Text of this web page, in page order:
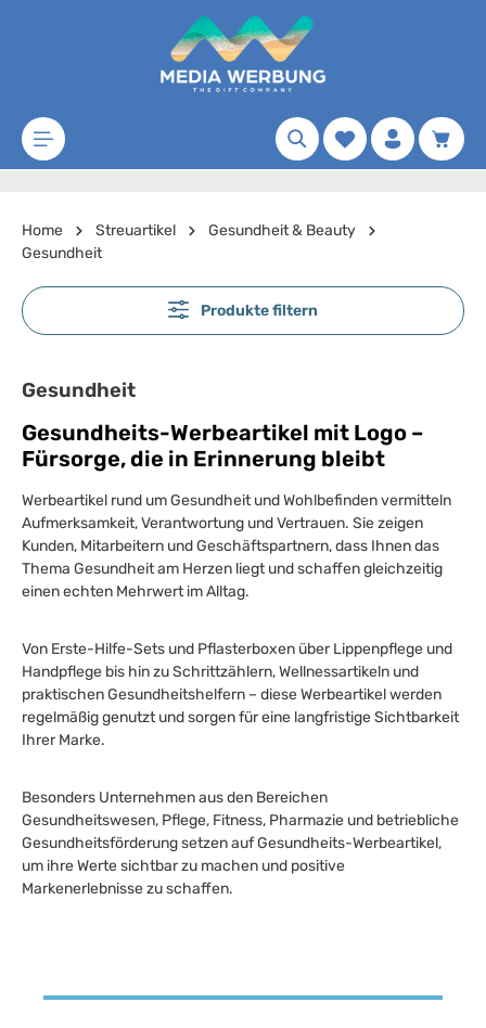
Zum Hauptinhalt springen
Merkzettel
Home Streuartikel
Gesundheit & Beauty
Gesundheit
Produkte filtern
Gesundheit
Gesundheits-Werbeartikel mit Logo –
Fürsorge, die in Erinnerung bleibt
Werbeartikel rund um Gesundheit und Wohlbefinden vermitteln
Aufmerksamkeit, Verantwortung und Vertrauen. Sie zeigen
Kunden, Mitarbeitern und Geschäftspartnern, dass Ihnen das
Thema Gesundheit am Herzen liegt und schaffen gleichzeitig
einen echten Mehrwert im Alltag.
Von Erste-Hilfe-Sets und Pflasterboxen über Lippenpflege und
Handpflege bis hin zu Schrittzählern, Wellnessartikeln und
praktischen Gesundheitshelfern – diese Werbeartikel werden
regelmäßig genutzt und sorgen für eine langfristige Sichtbarkeit
Ihrer Marke.
Besonders Unternehmen aus den Bereichen
Gesundheitswesen, Pflege, Fitness, Pharmazie und betriebliche
Gesundheitsförderung setzen auf Gesundheits-Werbeartikel,
um ihre Werte sichtbar zu machen und positive
Markenerlebnisse zu schaffen.